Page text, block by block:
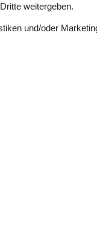
Ferienhaus
4220 - Korsör
Dieses
Sie Ihren Blick
weitergeben.
und/oder